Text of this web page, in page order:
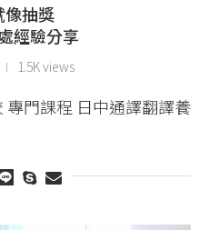
像抽獎
經驗分享
1.5K views
門課程 日中通譯翻譯養